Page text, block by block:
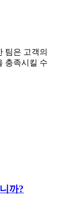
팀은 고객의
충족시킬 수
까?